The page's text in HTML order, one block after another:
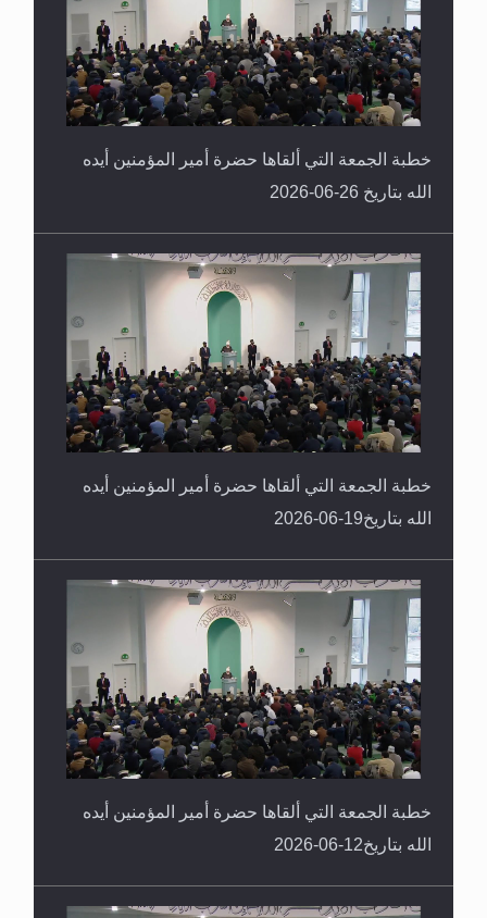
خطبة الجمعة التي ألقاها حضرة أمير المؤمنين أيده
الله بتاريخ 26-06-2026
خطبة الجمعة التي ألقاها حضرة أمير المؤمنين أيده
الله بتاريخ19-06-2026
خطبة الجمعة التي ألقاها حضرة أمير المؤمنين أيده
الله بتاريخ12-06-2026